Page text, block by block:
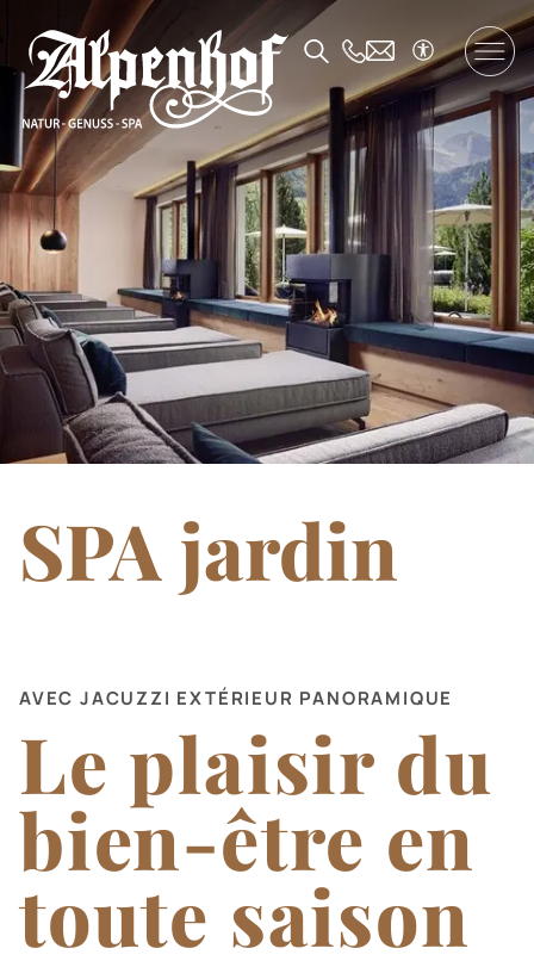
DE / EN / FR
L'Alpenhof
Logement et offres
Plaisir
SPA et Fitness
Famille
Nature et activités
SPA jardin
AVEC JACUZZI EXTÉRIEUR PANORAMIQUE
Le plaisir du
bien-être en
toute saison